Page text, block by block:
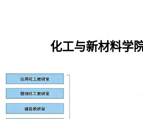
化工与新材料学